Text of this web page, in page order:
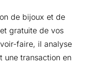
de bijoux et de
gratuite de vos
faire, il analyse
une transaction en